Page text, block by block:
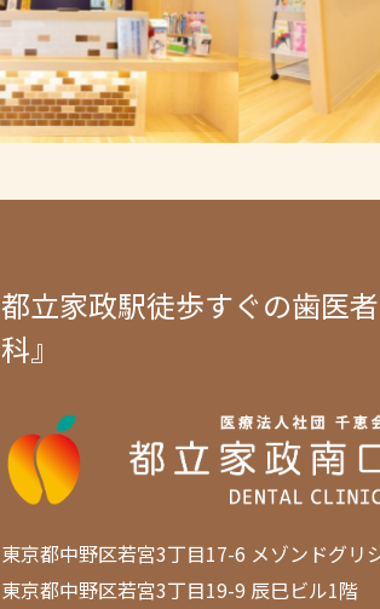
都立家政駅徒歩すぐの歯医
科』
東京都中野区若宮3丁目17-6 メゾンドグリ
東京都中野区若宮3丁目19-9 辰巳ビル1階